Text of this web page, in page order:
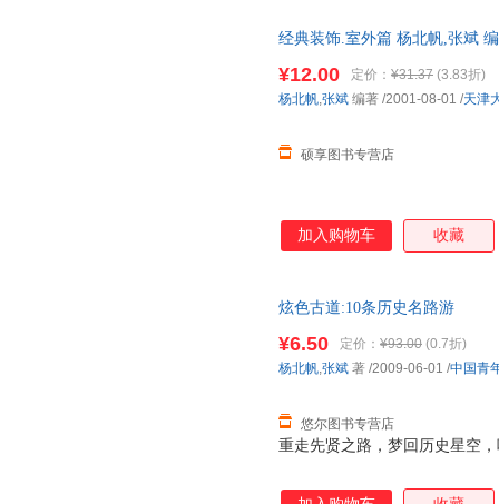
经典装饰.室外篇 杨北帆,张斌
¥12.00 定价： ¥31.37 (3.83折)
硕享图书专营店
杨北帆,张斌 编著 /2001-08-01 /天津
加入购物车 收藏
炫色古道:10条历史名路游
重走先贤之路，梦回历史星空
¥6.50 定价： ¥93.00 (0.7折)
悠尔图书专营店
杨北帆,张斌 著 /2009-06-01 /中国青